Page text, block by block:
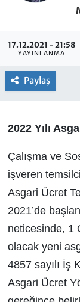
17.12.2021 - 21:58
YAYINLANMA
Paylaş
2022 Yılı
Çalışma ve
işveren
Asgari Ücret
2021’de
neticesinde, 1
olacak yeni
4857 sayılı İş
Asgari Ücret
Tüm
Son
Haber